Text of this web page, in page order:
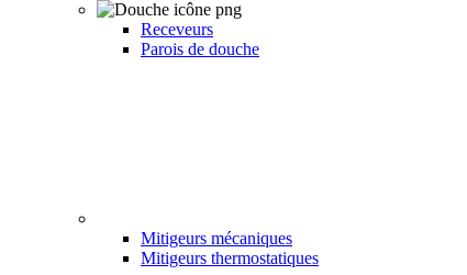
Receveurs
Parois de douche
Mitigeurs mécaniques
Mitigeurs thermostatiques